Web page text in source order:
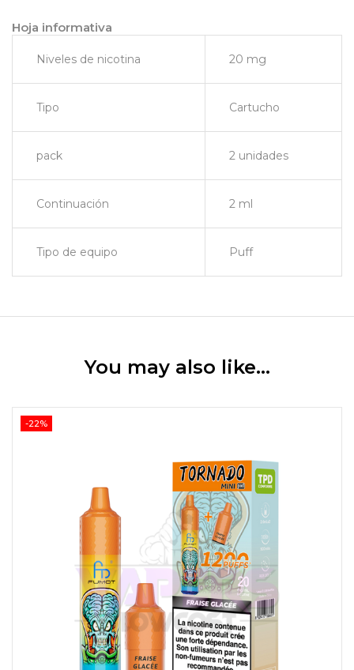
Hoja informativa
Niveles de nicotina 20 mg
Tipo Cartucho
pack 2 unidades
Continuación 2 ml
Tipo de equipo Puff
You may also like…
-22%